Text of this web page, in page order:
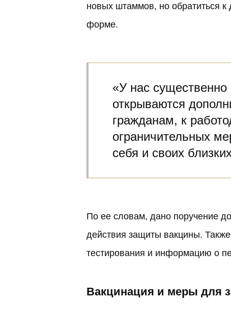
новых штаммов, но обратиться к
форме.
«У нас существенно
открываются
гражданам, к
ограничительных
себя и своих
По ее словам, дано поручение
действия защиты вакцины.
тестирования и информацию о
Вакцинация и меры для